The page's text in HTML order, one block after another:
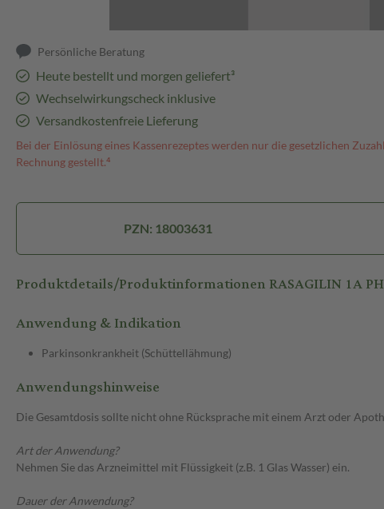
Persönliche Beratung
Heute bestellt und morgen geliefert³
Wechselwirkungscheck inklusive
Versandkostenfreie Lieferung
Bei der Einlösung eines Kassenrezeptes werden nur die gesetzlichen
Rechnung gestellt.⁴
PZN: 18003631
Produktdetails/Produktinformationen RASAGILIN 1A
Anwendung & Indikation
Parkinsonkrankheit (Schüttellähmung)
Anwendungshinweise
Die Gesamtdosis sollte nicht ohne Rücksprache mit einem Arzt oder
Art der Anwendung?
Nehmen Sie das Arzneimittel mit Flüssigkeit (z.B. 1 Glas Wasser) ein.
Dauer der Anwendung?